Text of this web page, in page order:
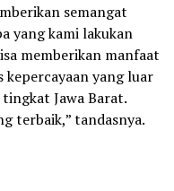
semangat
yang kami lakukan
memberikan manfaat
kepercayaan yang luar
Jawa Barat.
terbaik,” tandasnya.